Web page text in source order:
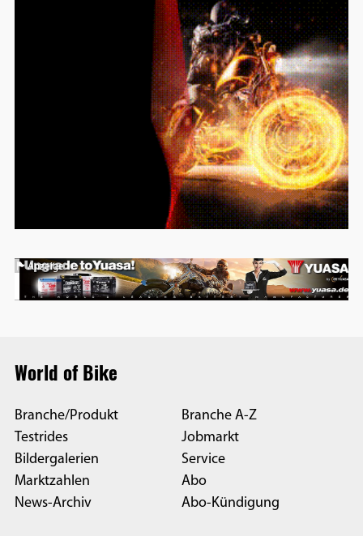
Anzeige
World of Bike
Branche/Produkt
Testrides
Bildergalerien
Marktzahlen
News-Archiv
Branche A-Z
Jobmarkt
Service
Abo
Abo-Kündigung